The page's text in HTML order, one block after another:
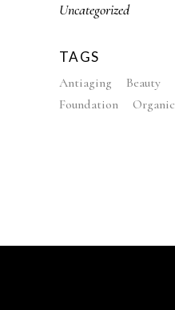
Uncategorized
TAGS
Antiaging Beauty
Foundation
Organic